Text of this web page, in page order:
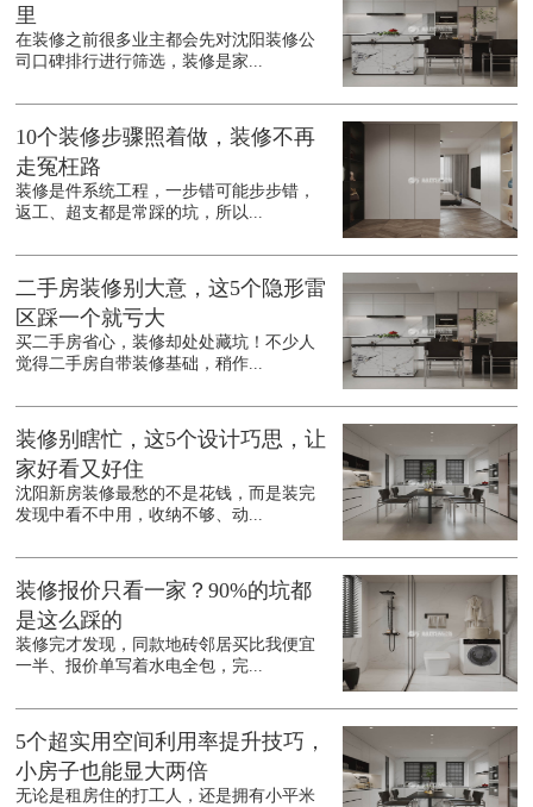
里
在装修之前很多业主都会先对沈阳装修公
司口碑排行进行筛选，装修是家...
10个装修步骤照着做，装修不再
走冤枉路
装修是件系统工程，一步错可能步步错，
返工、超支都是常踩的坑，所以...
二手房装修别大意，这5个隐形雷
区踩一个就亏大
买二手房省心，装修却处处藏坑！不少人
觉得二手房自带装修基础，稍作...
装修别瞎忙，这5个设计巧思，让
家好看又好住
沈阳新房装修最愁的不是花钱，而是装完
发现中看不中用，收纳不够、动...
装修报价只看一家？90%的坑都
是这么踩的
装修完才发现，同款地砖邻居买比我便宜
一半、报价单写着水电全包，完...
5个超实用空间利用率提升技巧，
小房子也能显大两倍
无论是租房住的打工人，还是拥有小平米